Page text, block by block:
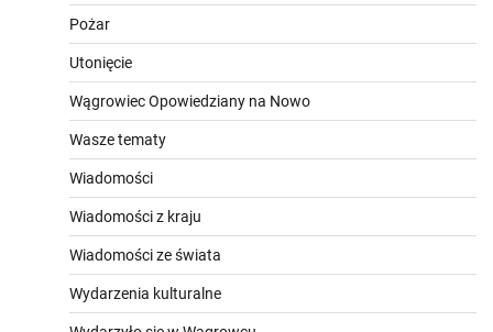
Pożar
Utonięcie
Wągrowiec Opowiedziany na Nowo
Wasze tematy
Wiadomości
Wiadomości z kraju
Wiadomości ze świata
Wydarzenia kulturalne